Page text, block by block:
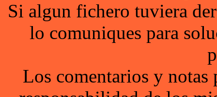
Si algun fichero tuviera
lo comuniques para
Los comentarios y notas